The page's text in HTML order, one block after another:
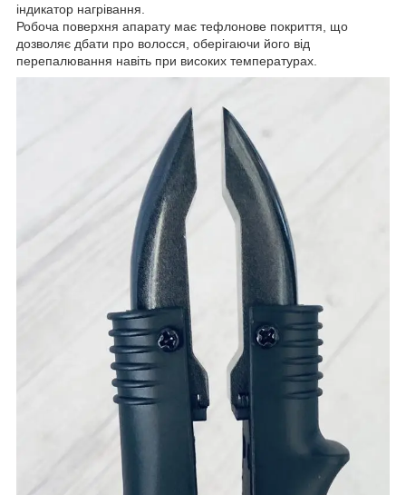
індикатор нагрівання.
Робоча поверхня апарату має тефлонове покриття, що
дозволяє дбати про волосся, оберігаючи його від
перепалювання навіть при високих температурах.